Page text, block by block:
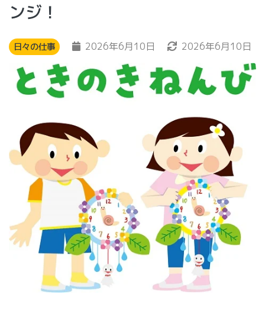
ンジ！
日々の仕事 2026年6月10日 2026年6月10日